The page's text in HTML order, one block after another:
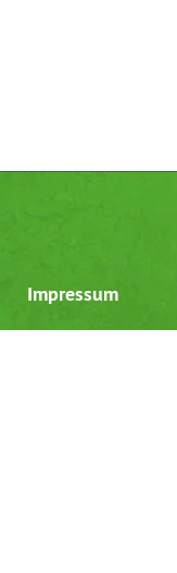
Impressum